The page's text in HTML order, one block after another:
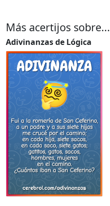
Más acertijos sobre...
Adivinanzas de Lógica